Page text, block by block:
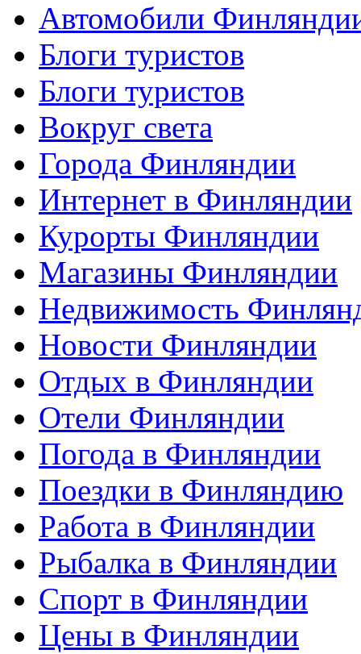
Автомобили
Блоги туристов
Блоги туристов
Вокруг света
Города Финляндии
Интернет в Финляндии
Курорты Финляндии
Магазины Финляндии
Недвижимость
Новости Финляндии
Отдых в Финляндии
Отели Финляндии
Погода в Финляндии
Поездки в Финляндию
Работа в Финляндии
Рыбалка в Финляндии
Спорт в Финляндии
Цены в Финляндии